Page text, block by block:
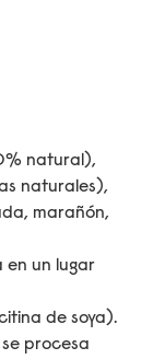
natural),
naturales),
marañón,
en un lugar
de soya).
procesa